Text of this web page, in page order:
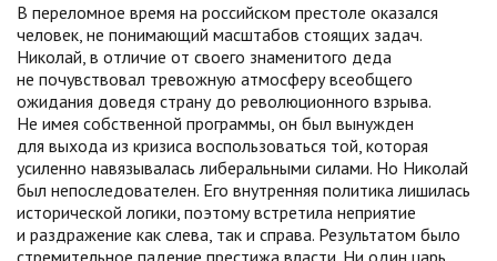
В переломное время на российском престоле оказался
человек, не понимающий масштабов стоящих задач.
Николай, в отличие от своего знаменитого деда
не почувствовал тревожную атмосферу всеобщего
ожидания доведя страну до революционного взрыва.
Не имея собственной программы, он был вынужден
для выхода из кризиса воспользоваться той, которая
усиленно навязывалась либеральными силами. Но Николай
был непоследователен. Его внутренняя политика лишилась
исторической логики, поэтому встретила неприятие
и раздражение как слева, так и справа. Результатом было
стремительное падение престижа власти. Ни один царь